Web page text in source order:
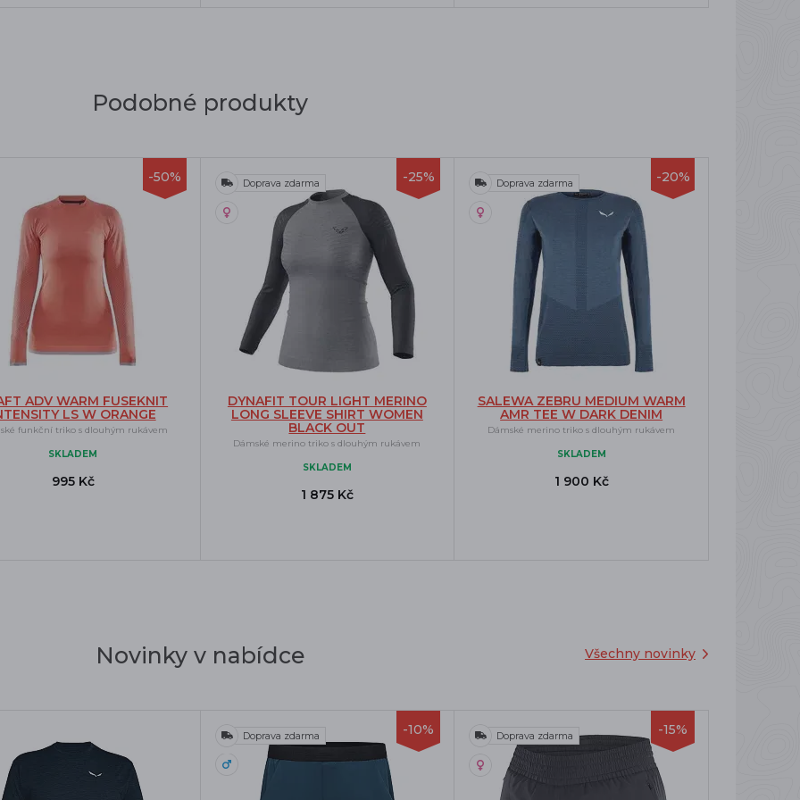
Podobné produkty
-50%
ADV WARM FUSEKNIT
LS W ORANGE
funkční triko s dlouhým rukávem
SKLADEM
995 Kč
-25%
Doprava zdarma
DYNAFIT TOUR LIGHT MERINO
LONG SLEEVE SHIRT WOMEN
BLACK OUT
Dámské merino triko s dlouhým rukávem
SKLADEM
1 875 Kč
-20%
Doprava zdarma
SALEWA ZEBRU MEDIUM WARM
AMR TEE W DARK DENIM
Dámské merino triko s dlouhým rukávem
SKLADEM
1 900 Kč
Novinky v nabídce Všechny novinky
-10%
Doprava zdarma -15%
Doprava zdarma